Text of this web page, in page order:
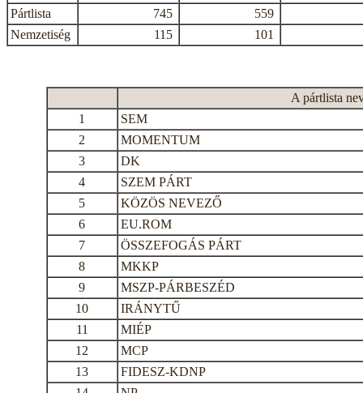
Pártlista
745
559
Nemzetiség
115 101
A pártlista
1
SEM
2
MOMENTUM
3
DK
4
SZEM PÁRT
5
KÖZÖS NEVEZŐ
6
EU.ROM
7
ÖSSZEFOGÁS PÁRT
8
MKKP
9
MSZP-PÁRBESZÉD
10
IRÁNYTŰ
11
MIÉP
12
MCP
13
FIDESZ-KDNP